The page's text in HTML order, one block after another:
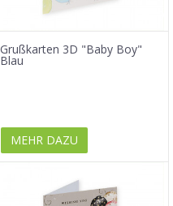
Grußkarten 3D "Baby Boy"
Blau
MEHR DAZU